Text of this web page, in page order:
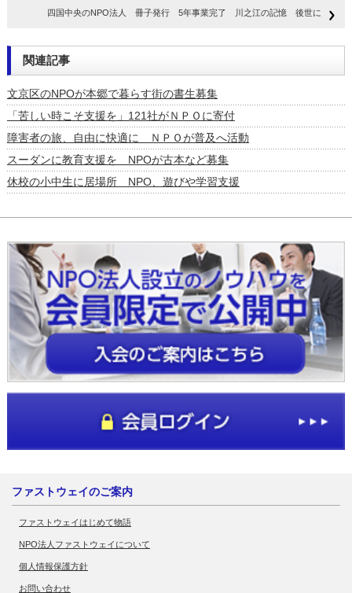
四国中央のNPO法人 冊子発行 5年事業完了 川之江の記憶 後世に
関連記事
文京区のNPOが本郷で暮らす街の書生募集
「苦しい時こそ支援を」121社がＮＰＯに寄付
障害者の旅、自由に快適に ＮＰＯが普及へ活動
スーダンに教育支援を NPOが古本など募集
休校の小中生に居場所 NPO、遊びや学習支援
ファストウェイのご案内
ファストウェイはじめて物語
NPO法人ファストウェイについて
個人情報保護方針
お問い合わせ